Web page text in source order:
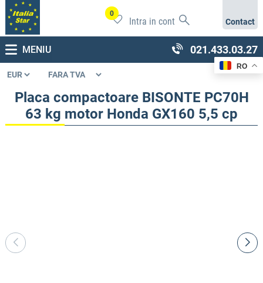
0
Intra in cont Contact
MENIU 021.433.03.27
Placa compactoare BISONTE PC70H
63 kg motor Honda GX160 5,5 cp
RO